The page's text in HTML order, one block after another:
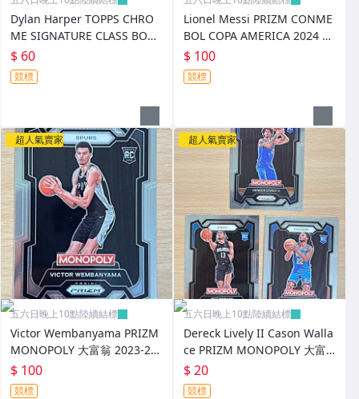
Dylan Harper TOPPS CHRO
ME SIGNATURE CLASS BOW
MAN 2025-26 新人 RC 64
$ 60
競標
Lionel Messi PRIZM CONME
BOL COPA AMERICA 2024 22
1
$ 100
競標
超人氣賣家
五六日晚上10點陸續結標
Victor Wembanyama PRIZM
MONOPOLY 大富翁 2023-24
新人 RC 326
$ 100
競標
超人氣賣家
五六日晚上10點陸續結標
Dereck Lively II Cason Walla
ce PRIZM MONOPOLY 大富
翁 2023-24 新人 RC 325
$ 20
競標